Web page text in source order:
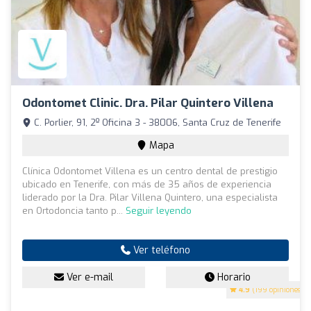
Odontomet Clinic. Dra. Pilar Quintero Villena
4.9 (199 opiniones)
C. Porlier, 91, 2º Oficina 3 - 38006, Santa Cruz de Tenerife
Mapa
Clínica Odontomet Villena es un centro dental de prestigio
ubicado en Tenerife, con más de 35 años de experiencia
liderado por la Dra. Pilar Villena Quintero, una especialista
en Ortodoncia tanto p... Seguir leyendo
Ver teléfono
Ver e-mail Horario